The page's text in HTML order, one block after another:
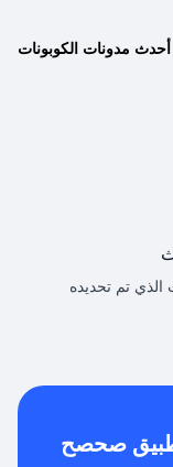
أحدث مدونات الكوبونات
صحصح